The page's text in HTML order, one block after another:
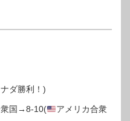
ダ勝利！)
衆国→8-10( アメリカ合衆